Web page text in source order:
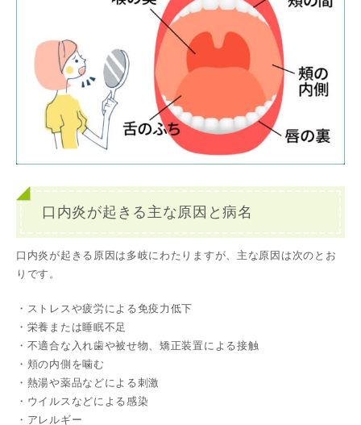
口内炎が起きる主な原因と病名
口内炎が起きる原因は多岐にわたりますが、主な原因は次のとお
りです。
・ストレスや疲労による免疫力低下
・栄養または睡眠不足
・不適合な入れ歯や被せ物、矯正装置による接触
・頬の内側を噛む
・熱湯や薬品などによる刺激
・ウイルスなどによる感染
・アレルギー